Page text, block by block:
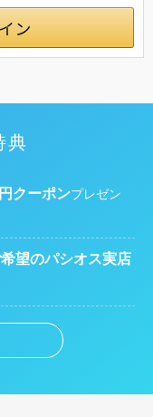
典
クーポンプレゼン
希望のパシオス実店